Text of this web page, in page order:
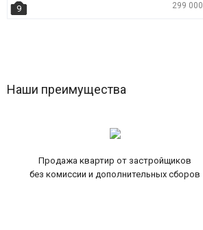
9
299 000
Наши преимущества
Продажа квартир от застройщиков
без комиссии и дополнительных сборов